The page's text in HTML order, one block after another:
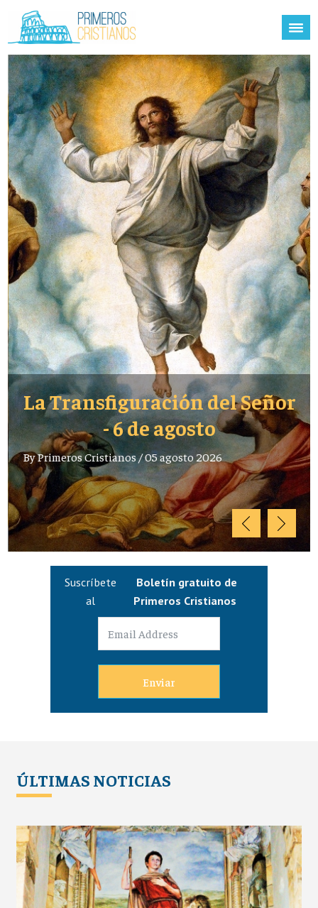
La Transfiguración del Señor
- 6 de agosto
ByPrimeros Cristianos/05 agosto 2026
Suscríbete
al
Boletín gratuito de
Primeros Cristianos
Enviar
ÚLTIMAS NOTICIAS